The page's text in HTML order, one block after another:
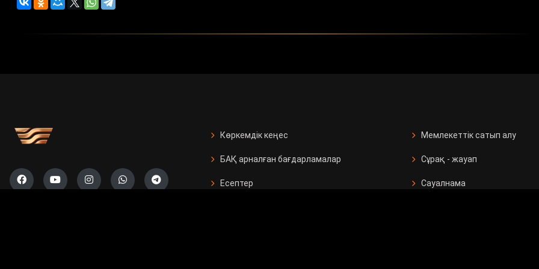
Көркемдік кеңес
БАҚ арналған бағдарламалар
Есептер
Мемлекеттік сатып алу
Сұрақ - жауап
Сауалнама